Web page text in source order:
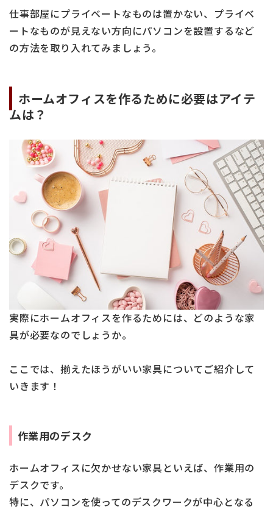
仕事部屋にプライベートなものは置かない、プライベ
ートなものが見えない方向にパソコンを設置するなど
の方法を取り入れてみましょう。
ホームオフィスを作るために必要はアイテ
ムは？
実際にホームオフィスを作るためには、どのような家
具が必要なのでしょうか。
ここでは、揃えたほうがいい家具についてご紹介して
いきます！
作業用のデスク
ホームオフィスに欠かせない家具といえば、作業用の
デスクです。
特に、パソコンを使ってのデスクワークが中心となる